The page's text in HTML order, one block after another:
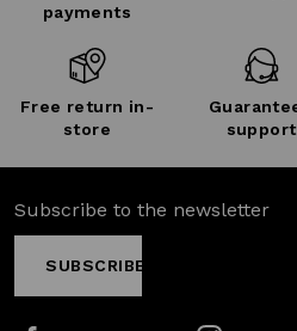
payments
Free return in-
store
support
Subscribe to the newsletter
SUBSCRIBE